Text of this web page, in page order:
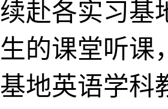
续赴各实习基
生的课堂听课
基地英语学科